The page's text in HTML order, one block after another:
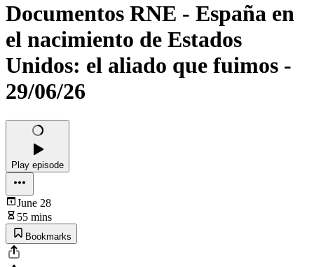
Documentos RNE - España en
el nacimiento de Estados
Unidos: el aliado que fuimos -
29/06/26
Play episode
June 28
55 mins
Bookmarks